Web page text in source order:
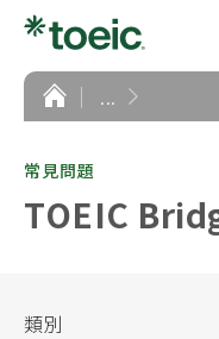
首
頁
...
常見問題
TOEIC
類別